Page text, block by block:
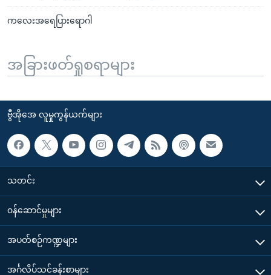
ကလေးအရေပြားရောဂါ
အခြားဖတ်ရှုစရာများ
ဗွီအိုအေ လူမှုကွန်ယက်များ
သတင်း
၀န်ဆောင်မှုများ
အပတ်စဉ်ကဏ္ဍများ
အင်္ဂလိပ်သင်ခန်းစာများ